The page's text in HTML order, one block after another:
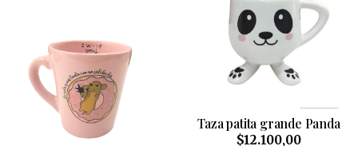
Taza patita grande Panda
$12.100,00